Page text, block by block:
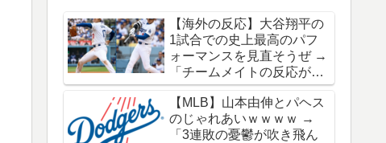
【海外の反応】大谷翔平の
1試合での史上最高のパフ
ォーマンスを見直そうぜ →
「チームメイトの反応が凄
さを物語ってるな」「ワー
ルドシリーズで延長18回ま
でいった試合も凄かった」
【MLB】山本由伸とパヘス
のじゃれあいｗｗｗｗ →
「3連敗の憂鬱が吹き飛ん